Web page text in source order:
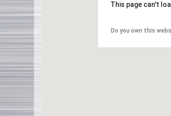
This page can't
Do you own this